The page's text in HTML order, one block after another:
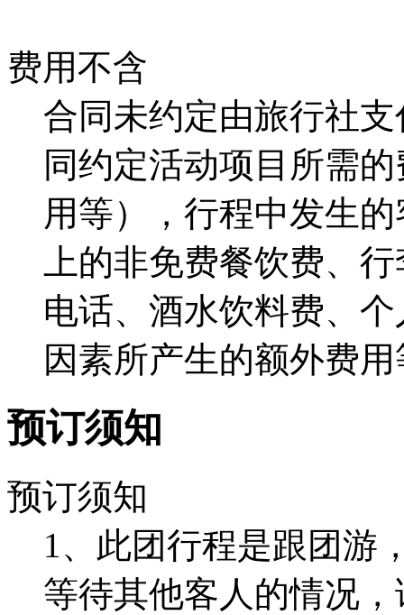
费用不含
合同未约定由旅行社
同约定活动项目所需
用等），行程中发生
上的非免费餐饮费、
电话、酒水饮料费、
因素所产生的额外费
预订须知
预订须知
1、此团行程是跟团游
等待其他客人的情况